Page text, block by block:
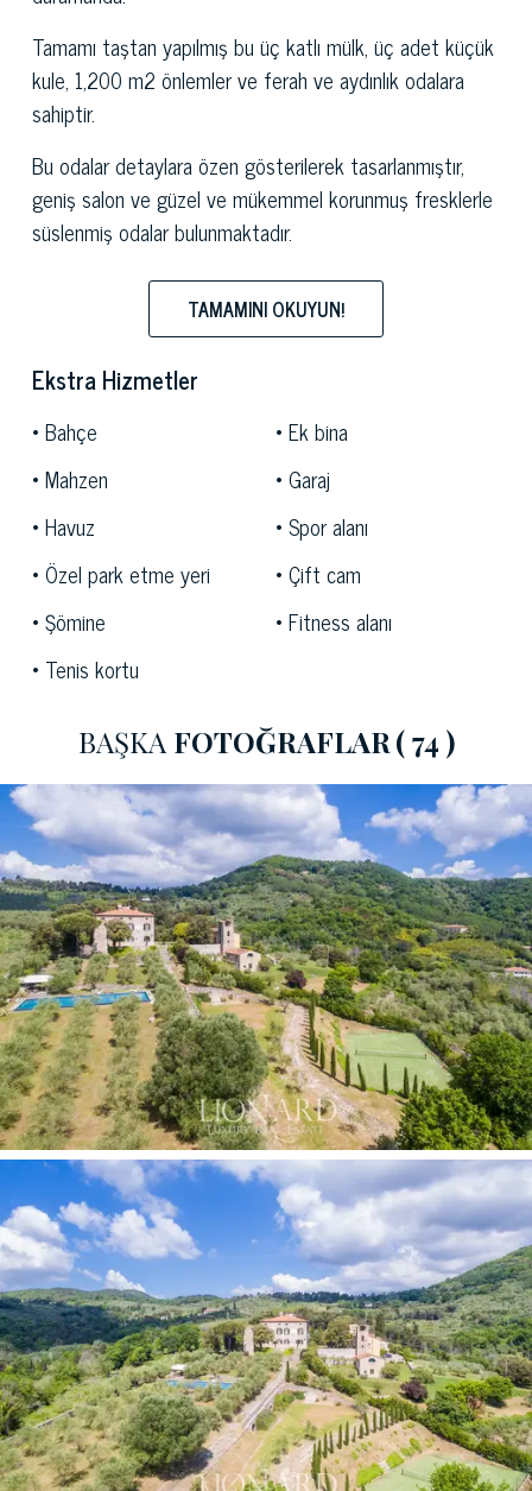
Tamamı taştan yapılmış bu üç katlı mülk, üç adet küçük
kule, 1,200 m2 önlemler ve ferah ve aydınlık odalara
sahiptir.
Bu odalar detaylara özen gösterilerek tasarlanmıştır,
geniş salon ve güzel ve mükemmel korunmuş fresklerle
süslenmiş odalar bulunmaktadır.
Ana villa yanında Konuklar veya personel için bir
müştemilat ve birkaç ek vardır.
Bu tesis, güzel bir zeytin korusu ve harika bir yüzme
çevrilidir. Ayrıca bu sporu sevenler için bir tenis kortu da
bulunmaktadır.
Pisave Toskana kıyısına çok yakın olan bu lüks tesis,
Toskana'yı sevenler ve tarihi, kültürü ve yemek
geleneğinin keyfini çıkarmak isteyenler için
mükemmeldir.
TAMAMINI OKUYUN!
Ekstra Hizmetler
Bahçe
Ek bina
Mahzen
Garaj
Havuz
Spor alanı
Özel park etme yeri
Çift cam
Şömine
Fitness alanı
Tenis kortu
BAŞKA FOTOĞRAFLAR( 74 )